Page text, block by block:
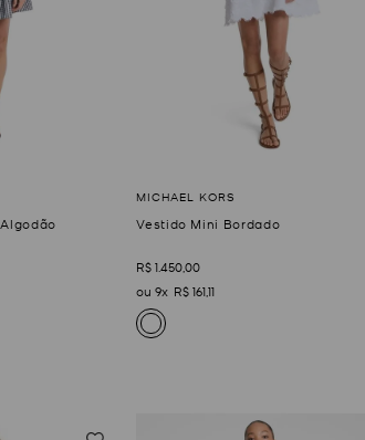
Vestido Mini Bordado
R$ 1.450,00
9
R$ 161,11